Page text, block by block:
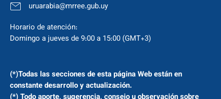
uruarabia@mrree.gub.uy
Horario de atención:
Domingo a jueves de 9:00 a 15:00 (GMT+3)
(*)Todas las secciones de esta página Web están en
constante desarrollo y actualización.